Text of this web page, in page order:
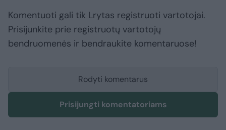
Komentuoti gali tik Lrytas registruoti vartotojai.
Prisijunkite prie registruotų vartotojų
bendruomenės ir bendraukite komentaruose!
Rodyti komentarus
Prisijungti komentatoriams